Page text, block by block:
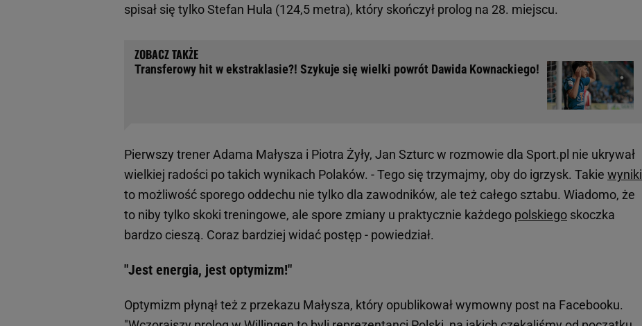
spisał się tylko Stefan Hula (124,5 metra), który skończył prolog na 28. miejscu.
Transferowy hit w ekstraklasie?! Szykuje się wielki powrót Dawida Kownackiego!
Pierwszy trener Adama Małysza i Piotra Żyły, Jan Szturc w rozmowie dla Sport.pl nie ukrywał
wielkiej radości po takich wynikach Polaków. - Tego się trzymajmy, oby do igrzysk. Takie wyniki
to możliwość sporego oddechu nie tylko dla zawodników, ale też całego sztabu. Wiadomo, że
to niby tylko skoki treningowe, ale spore zmiany u praktycznie każdego polskiego skoczka
bardzo cieszą. Coraz bardziej widać postęp - powiedział.
"Jest energia, jest optymizm!"
Optymizm płynął też z przekazu Małysza, który opublikował wymowny post na Facebooku.